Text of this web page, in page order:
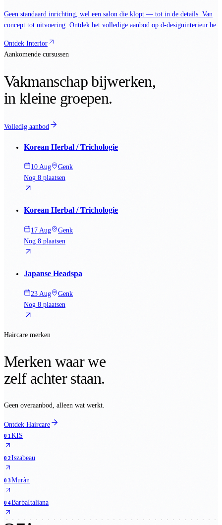
Geen standaard inrichting, wel een salon die klopt — tot in de details. Van
concept tot uitvoering. Ontdek het volledige aanbod op d-designinterieur.be.
Ontdek Interior
Aankomende cursussen
Vakmanschap bijwerken,
in kleine groepen.
Volledig aanbod
Korean Herbal / Trichologie
10 Aug
Genk
Nog 8 plaatsen
Korean Herbal / Trichologie
17 Aug
Genk
Nog 8 plaatsen
Japanse Headspa
23 Aug
Genk
Nog 8 plaatsen
Haircare merken
Merken waar we
zelf achter staan.
Geen overaanbod, alleen wat werkt.
Ontdek Haircare
01KIS
02Iszabeau
03Muràn
04BarbaItaliana